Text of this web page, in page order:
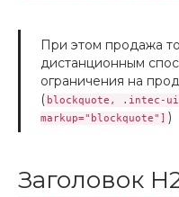
При этом продажа
дистанционным
ограничения на
( blockquote, .intec-
markup="blockquote"] )
Заголовок